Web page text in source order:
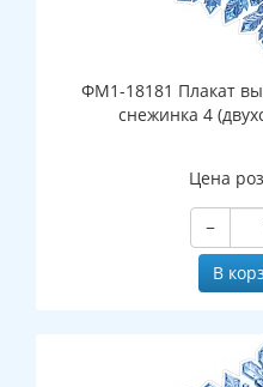
ФМ1-18181 Плакат
снежинка 4
Цена
−
В